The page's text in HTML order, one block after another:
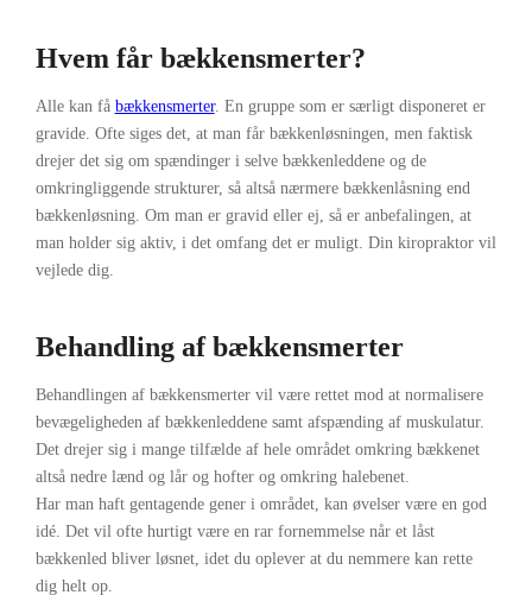
Hvem får bækkensmerter?
Alle kan få bækkensmerter. En gruppe som er særligt disponeret er
gravide. Ofte siges det, at man får bækkenløsningen, men faktisk
drejer det sig om spændinger i selve bækkenleddene og de
omkringliggende strukturer, så altså nærmere bækkenlåsning end
bækkenløsning. Om man er gravid eller ej, så er anbefalingen, at
man holder sig aktiv, i det omfang det er muligt. Din kiropraktor vil
vejlede dig.
Behandling af bækkensmerter
Behandlingen af bækkensmerter vil være rettet mod at normalisere
bevægeligheden af bækkenleddene samt afspænding af muskulatur.
Det drejer sig i mange tilfælde af hele området omkring bækkenet
altså nedre lænd og lår og hofter og omkring halebenet.
Har man haft gentagende gener i området, kan øvelser være en god
idé. Det vil ofte hurtigt være en rar fornemmelse når et låst
bækkenled bliver løsnet, idet du oplever at du nemmere kan rette
dig helt op.